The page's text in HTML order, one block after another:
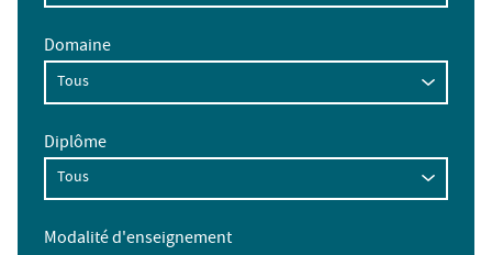
Domaine
Diplôme
Modalité d'enseignement